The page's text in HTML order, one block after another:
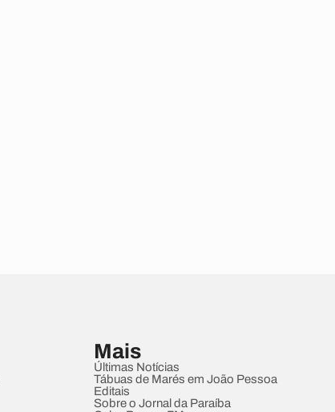
Mais
Últimas Notícias
Tábuas de Marés em João Pessoa
Editais
Sobre o Jornal da Paraíba